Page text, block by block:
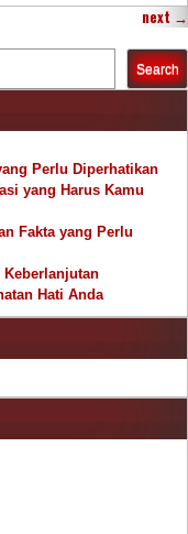
next →
Search
Perlu Diperhatikan
yang Harus Kamu
Fakta yang Perlu
Hati Anda